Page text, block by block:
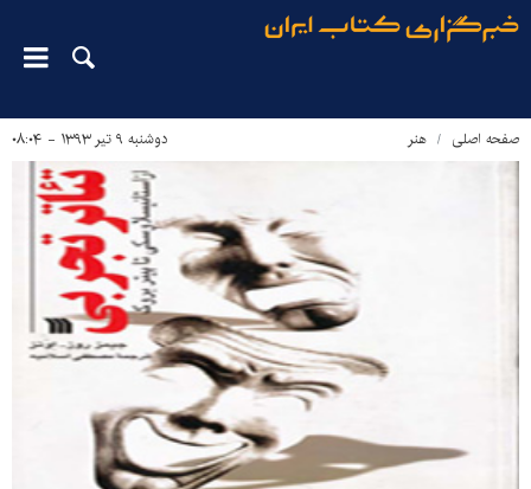
صفحه اصلی هنر دوشنبه ۹ تیر ۱۳۹۳ - ۰۸:۰۴